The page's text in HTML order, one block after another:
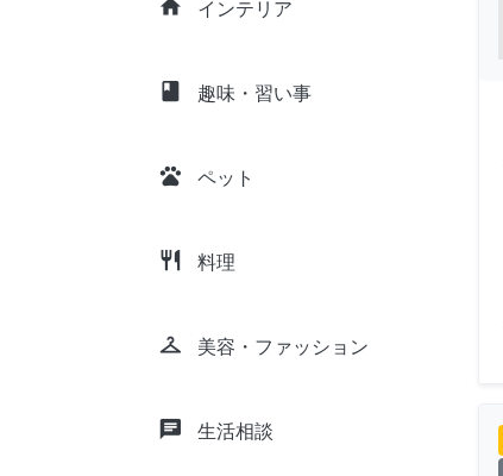
home インテリア
class 趣味・習い事
pets ペット
restaurant 料理
checkroom 美容・ファッション
chat 生活相談